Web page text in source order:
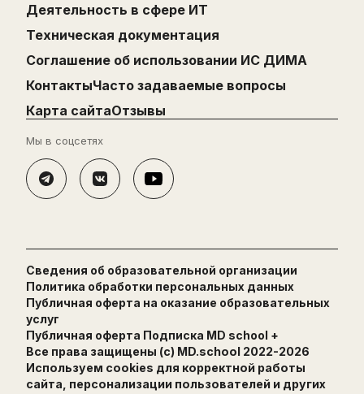
Деятельность в сфере ИТ
Техническая документация
Cоглашение об использовании ИС ДИМА
КонтактыЧасто задаваемые вопросы
Карта сайтаОтзывы
Мы в соцсетях
Сведения об образовательной организации
Политика обработки персональных данных
Публичная оферта на оказание образовательных
услуг
Публичная оферта Подписка MD school +
Все права защищены (с) MD.school 2022-2026
Используем cookies для корректной работы
сайта, персонализации пользователей и других